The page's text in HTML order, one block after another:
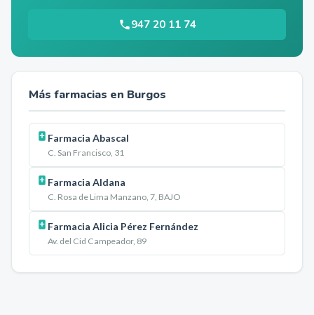
947 20 11 74
Más farmacias en Burgos
Farmacia Abascal
C. San Francisco, 31
Farmacia Aldana
C. Rosa de Lima Manzano, 7, BAJO
Farmacia Alicia Pérez Fernández
Av. del Cid Campeador, 89